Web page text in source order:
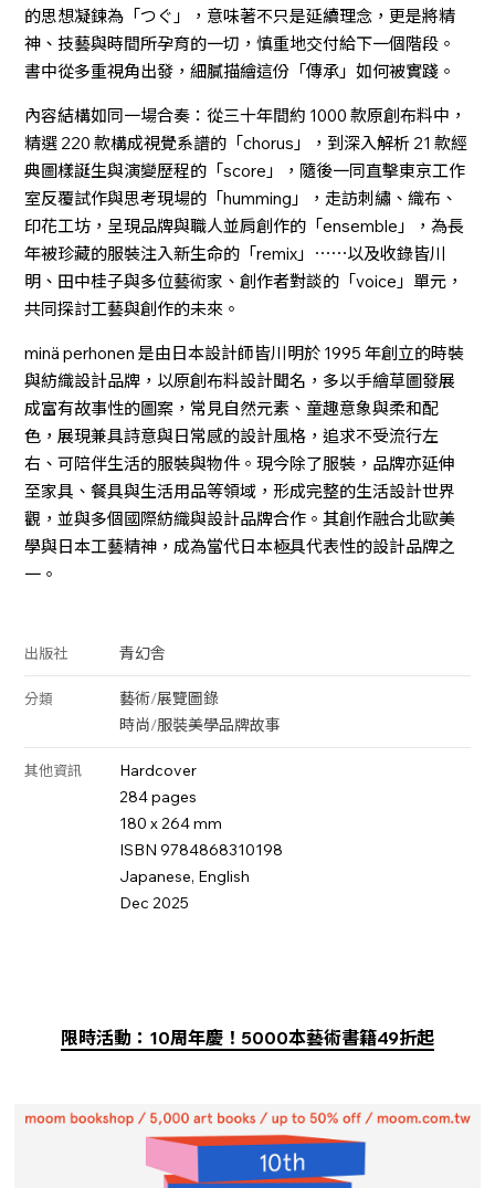
的思想凝鍊為「つぐ」，意味著不只是延續理念，更是將精
神、技藝與時間所孕育的一切，慎重地交付給下一個階段。
書中從多重視角出發，細膩描繪這份「傳承」如何被實踐。
內容結構如同一場合奏：從三十年間約 1000 款原創布料中，
精選 220 款構成視覺系譜的「chorus」，到深入解析 21 款經
典圖樣誕生與演變歷程的「score」，隨後一同直擊東京工作
室反覆試作與思考現場的「humming」，走訪刺繡、織布、
印花工坊，呈現品牌與職人並肩創作的「ensemble」，為長
年被珍藏的服裝注入新生命的「remix」⋯⋯以及收錄皆川
明、田中桂子與多位藝術家、創作者對談的「voice」單元，
共同探討工藝與創作的未來。
minä perhonen 是由日本設計師皆川明於 1995 年創立的時裝
與紡織設計品牌，以原創布料設計聞名，多以手繪草圖發展
成富有故事性的圖案，常見自然元素、童趣意象與柔和配
色，展現兼具詩意與日常感的設計風格，追求不受流行左
右、可陪伴生活的服裝與物件。現今除了服裝，品牌亦延伸
至家具、餐具與生活用品等領域，形成完整的生活設計世界
觀，並與多個國際紡織與設計品牌合作。其創作融合北歐美
學與日本工藝精神，成為當代日本極具代表性的設計品牌之
一。
出版社 青幻舎
分類 藝術/展覽圖錄
時尚/服裝美學品牌故事
其他資訊
Hardcover
284 pages
180 x 264 mm
ISBN 9784868310198
Japanese, English
Dec 2025
限時活動：10周年慶！5000本藝術書籍49折起